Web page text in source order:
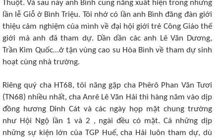
Thuột. Và sau này anh Bình cũng năng xuất hiện trong những
lần lễ Giỗ ở Bình Triệu. Tôi nhớ có lần anh Bình đăng đàn giới
thiệu cảm nghiệm của mình về đại hội giới trẻ Công Giáo thế
giới mà anh đã tham dự. Dần dần các anh Lê Văn Dương,
Trần Kim Quốc…ở tận vùng cao su Hòa Bình về tham dự sinh
hoạt cùng nhà trường.
Riêng quý cha HT68, tôi năng gặp cha Phêrô Phan Văn Tươi
(TN68) nhiều nhất, cha Anrê Lê Văn Hải thì hàng năm vào dịp
đồng hương Dinh Cát và các ngày họp mặt chung trường
như Hội Ngộ lần 1 và 2 , ngài đều có mặt. Cả những dịp
những sự kiện lớn của TGP Huế, cha Hải luôn tham dự, dù